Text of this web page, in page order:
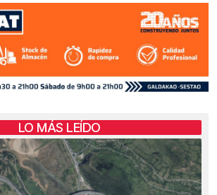
LO MÁS LEÍDO